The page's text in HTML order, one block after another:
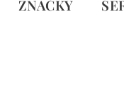
ZNAČKY